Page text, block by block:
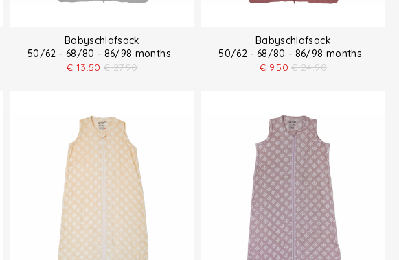
Babyschlafsack
50/62 - 68/80 - 86/98 months
€ 13.50 € 27.90
Babyschlafsack
50/62 - 68/80 - 86/98 months
€ 9.50 € 24.90